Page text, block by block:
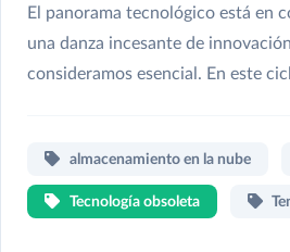
El panorama tecnológico está en
una danza incesante de
consideramos esencial. En este
almacenamiento en la nube
Tecnología obsoleta